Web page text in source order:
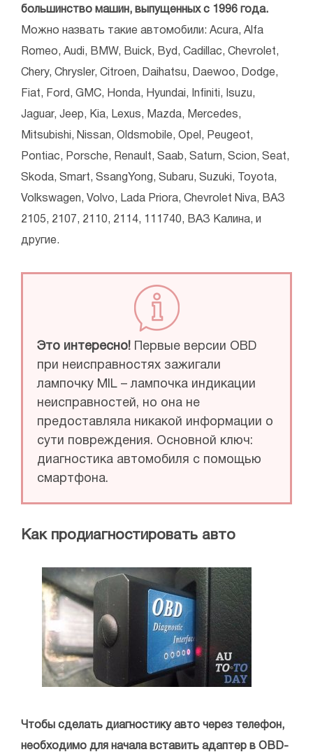
большинство машин, выпущенных с 1996 года.
Можно назвать такие автомобили: Acura, Alfa
Romeo, Audi, BMW, Buick, Byd, Cadillac, Chevrolet,
Chery, Chrysler, Citroen, Daihatsu, Daewoo, Dodge,
Fіаt, Ford, GMC, Honda, Hyundai, Infiniti, Isuzu,
Jaguar, Jeep, Kia, Lexus, Mаzda, Mercedes,
Mitsubishi, Nissan, Oldsmobile, Opel, Peugeot,
Pontiac, Pоrsche, Renault, Sааb, Saturn, Scion, Seat,
Skoda, Smart, SsangYong, Subaru, Suzuki, Toyota,
Volkswagen, Volvo, Lаda Priora, Chevrolet Niva, ВАЗ
2105, 2107, 2110, 2114, 111740, ВАЗ Калина, и
другие.
Это интересно! Первые версии ОВD
при неисправностях зажигали
лампочку MIL – лампочка индикации
неисправностей, но она не
предоставляла никакой информации о
сути повреждения. Основной ключ:
диагностика автомобиля с помощью
смартфона.
Как продиагностировать авто
Чтобы сделать диагностику авто через телефон,
необходимо для начала вставить адаптер в OBD-